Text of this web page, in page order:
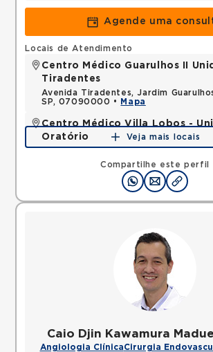
Agende uma
Compartilhe este perfil
Locais de Atendimento
Centro Médico Guarulhos II
Tiradentes
Avenida Tiradentes, Jardim
SP, 07090000 •
Mapa
Centro Médico Villa Lobos -
Oratório
Rua do Oratorio, Mooca, Sao Paulo,
Veja mais locais
Caio Djin Kawamura
Angiologia ClínicaCirurgia